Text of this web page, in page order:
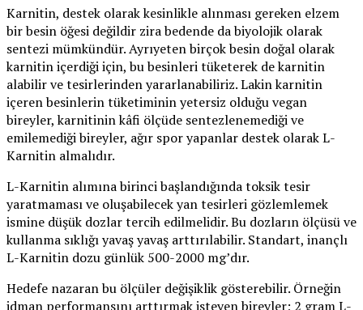
Karnitin, destek olarak kesinlikle alınması gereken elzem
bir besin öğesi değildir zira bedende da biyolojik olarak
sentezi mümkündür. Ayrıyeten birçok besin doğal olarak
karnitin içerdiği için, bu besinleri tüketerek de karnitin
alabilir ve tesirlerinden yararlanabiliriz. Lakin karnitin
içeren besinlerin tüketiminin yetersiz olduğu vegan
bireyler, karnitinin kâfi ölçüde sentezlenemediği ve
emilemediği bireyler, ağır spor yapanlar destek olarak L-
Karnitin almalıdır.
L-Karnitin alımına birinci başlandığında toksik tesir
yaratmaması ve oluşabilecek yan tesirleri gözlemlemek
ismine düşük dozlar tercih edilmelidir. Bu dozların ölçüsü ve
kullanma sıklığı yavaş yavaş arttırılabilir. Standart, inançlı
L-Karnitin dozu günlük 500-2000 mg’dır.
Hedefe nazaran bu ölçüler değişiklik gösterebilir. Örneğin
idman performansını arttırmak isteyen bireyler; 2 gram L-